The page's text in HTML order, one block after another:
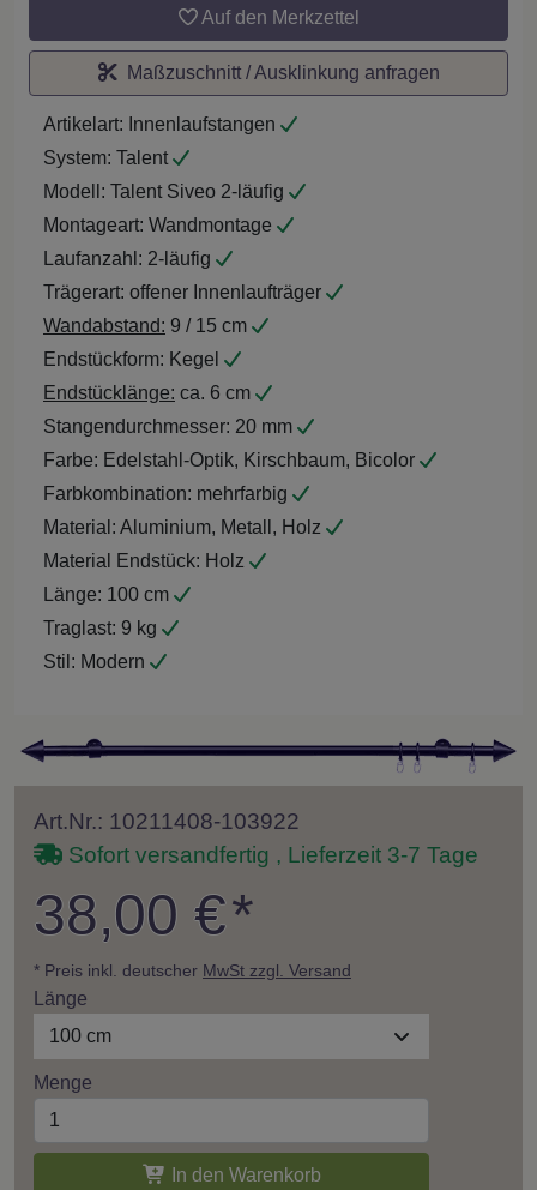
Auf den Merkzettel
Maßzuschnitt / Ausklinkung anfragen
Artikelart: Innenlaufstangen
System: Talent
Modell: Talent Siveo 2-läufig
Montageart: Wandmontage
Laufanzahl: 2-läufig
Trägerart: offener Innenlaufträger
Wandabstand: 9 / 15 cm
Endstückform: Kegel
Endstücklänge: ca. 6 cm
Stangendurchmesser: 20 mm
Farbe: Edelstahl-Optik, Kirschbaum, Bicolor
Farbkombination: mehrfarbig
Material: Aluminium, Metall, Holz
Material Endstück: Holz
Länge: 100 cm
Traglast: 9 kg
Stil: Modern
Art.Nr.: 10211408-103922
Sofort versandfertig , Lieferzeit 3-7 Tage
38,00 €*
* Preis inkl. deutscher MwSt zzgl. Versand
Länge
100 cm
Menge
In den Warenkorb